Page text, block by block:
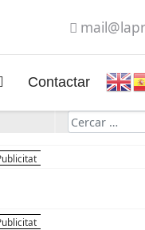
Contactar
Cerca